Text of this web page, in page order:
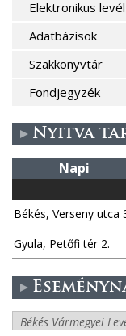
Elektronikus
Adatbázisok
Szakkönyvtár
Fondjegyzék
Nyitva
Napi
Békés, Verseny utca
Gyula, Petőfi tér 2.